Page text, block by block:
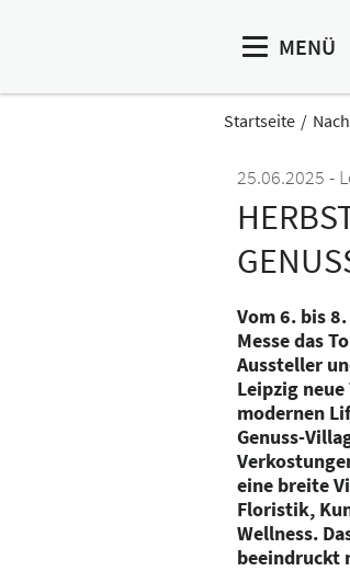
MENÜ
Startseite
25.06.2025
Vom 6. bis
Messe das
Aussteller
Leipzig
modernen
Genuss-
eine breite
Floristik,
Wellness.
beeindruckt